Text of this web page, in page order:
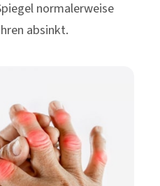
normalerweise
absinkt.